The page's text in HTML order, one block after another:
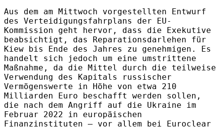
Aus dem am Mittwoch vorgestellten Entwurf
des Verteidigungsfahrplans der EU-
Kommission geht hervor, dass die Exekutive
beabsichtigt, das Reparationsdarlehen für
Kiew bis Ende des Jahres zu genehmigen. Es
handelt sich jedoch um eine umstrittene
Maßnahme, da die Mittel durch die teilweise
Verwendung des Kapitals russischer
Vermögenswerte in Höhe von etwa 210
Milliarden Euro beschafft werden sollen,
die nach dem Angriff auf die Ukraine im
Februar 2022 in europäischen
Finanzinstituten – vor allem bei Euroclear